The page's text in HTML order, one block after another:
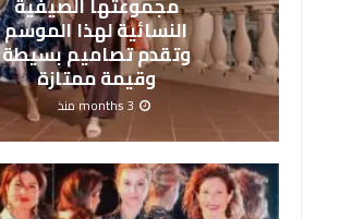
النسائية لهذا الموسم
وتقدم تصاميم بسيطة
وقيمة ممتازة
3 months منذ